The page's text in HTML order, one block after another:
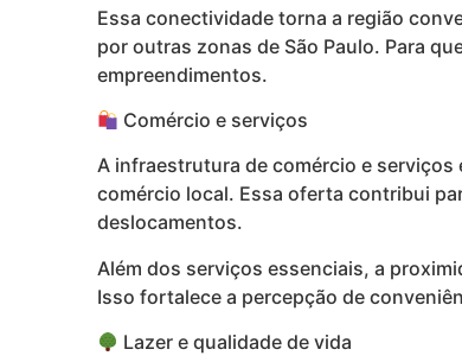
Essa conectividade torna a região
por outras zonas de São Paulo. Para
empreendimentos.
Comércio e serviços
A infraestrutura de comércio e
comércio local. Essa oferta contribui
deslocamentos.
Além dos serviços essenciais, a
Isso fortalece a percepção de
Lazer e qualidade de vida